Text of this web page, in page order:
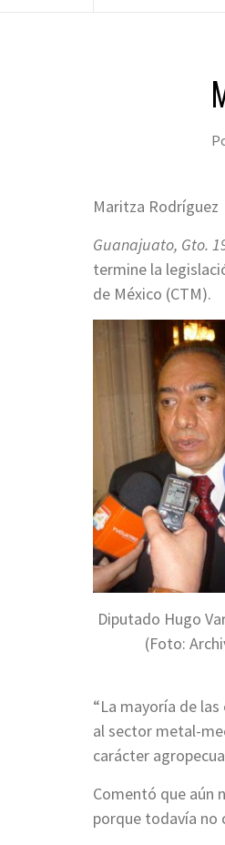
Maritza Rodríguez
Guanajuato, Gto.
termine la
de México (CTM).
Diputado Hugo
(Foto:
“La mayoría de
al sector metal-
carácter
Comentó que aún
porque todavía no